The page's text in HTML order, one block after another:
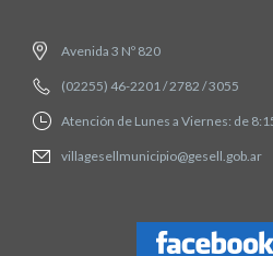
Avenida 3 Nº 820
(02255) 46-2201 / 2782 / 3055
Atención de Lunes a Viernes: de
villagesellmunicipio@gesell.gob.ar